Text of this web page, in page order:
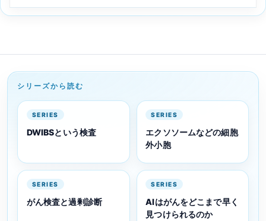
シリーズから読む
SERIES
DWIBSという検査
SERIES
エクソソームなどの細胞
外小胞
SERIES
がん検査と過剰診断
SERIES
AIはがんをどこまで早く
見つけられるのか